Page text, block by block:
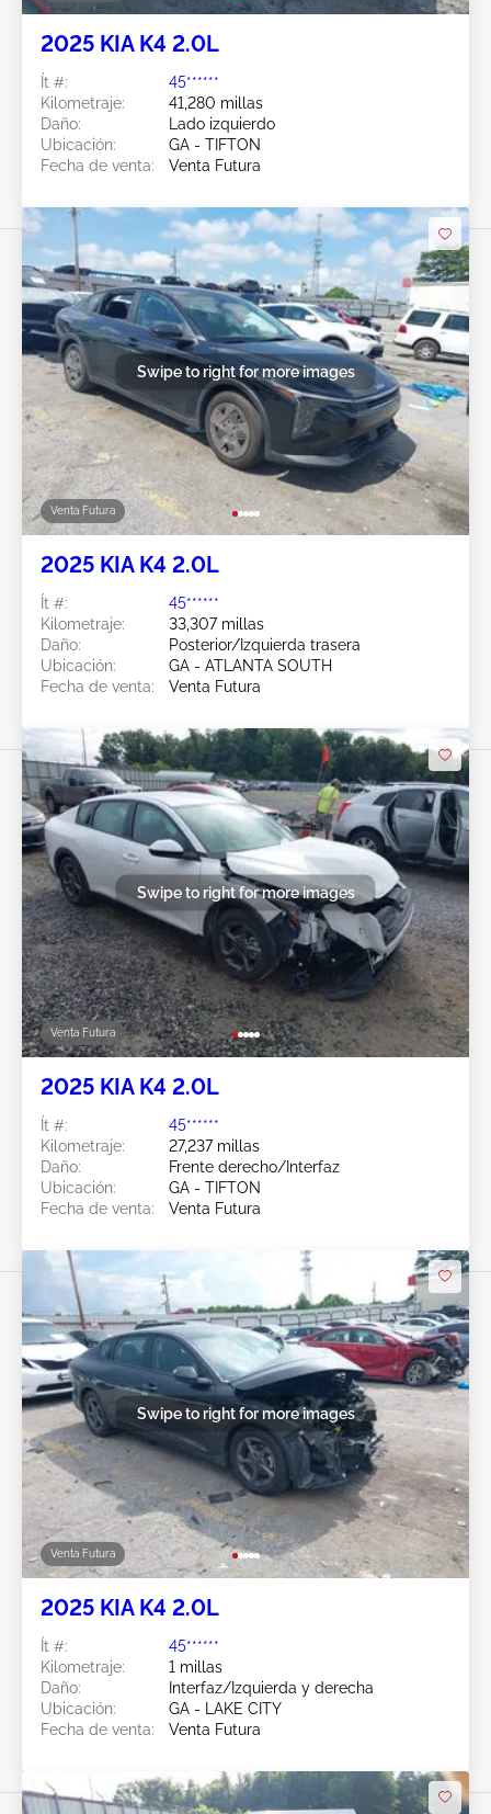
2025 KIA K4 2.0L
Ít #:
45******
Kilometraje:
41,280 millas
Daño:
Lado izquierdo
Ubicación:
GA - TIFTON
Fecha de venta:
Venta Futura
Venta Futura
Swipe to right for more images
2025 KIA K4 2.0L
Ít #:
45******
Kilometraje:
33,307 millas
Daño:
Posterior/Izquierda trasera
Ubicación:
GA - ATLANTA SOUTH
Fecha de venta:
Venta Futura
Venta Futura
Swipe to right for more images
2025 KIA K4 2.0L
Ít #:
45******
Kilometraje:
27,237 millas
Daño:
Frente derecho/Interfaz
Ubicación:
GA - TIFTON
Fecha de venta:
Venta Futura
Venta Futura
Swipe to right for more images
2025 KIA K4 2.0L
Ít #:
45******
Kilometraje:
1 millas
Daño:
Interfaz/Izquierda y derecha
Ubicación:
GA - LAKE CITY
Fecha de venta:
Venta Futura